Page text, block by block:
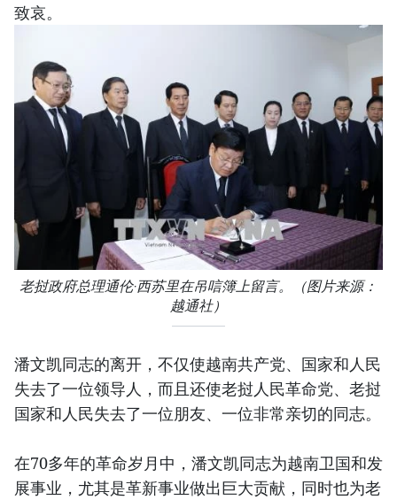
致哀。
老挝政府总理通伦·西苏里在吊唁簿上留言。（图片来源：
越通社）
潘文凯同志的离开，不仅使越南共产党、国家和人民
失去了一位领导人，而且还使老挝人民革命党、老挝
国家和人民失去了一位朋友、一位非常亲切的同志。
在70多年的革命岁月中，潘文凯同志为越南卫国和发
展事业，尤其是革新事业做出巨大贡献，同时也为老